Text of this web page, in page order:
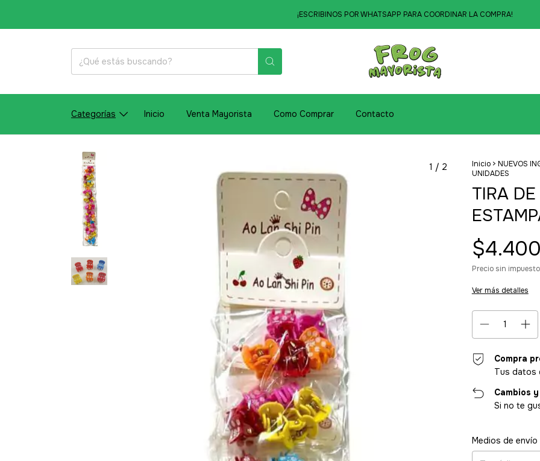
¡ESCRIBINOS POR WHATSAPP PARA COORDINAR LA COMPRA!
Categorías Inicio Venta Mayorista Como Comprar Contacto
1 / 2 Inicio > NUEVOS
UNIDADES
TIRA
Precio sin
Ver más detalles
Compra
Tus datos
Cambios
Si no te
Entregas para el CP:
Medios de envío